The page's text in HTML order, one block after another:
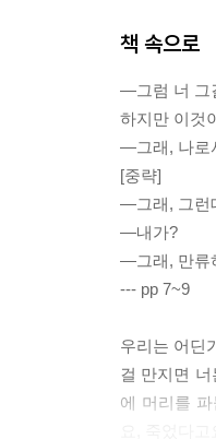
책 속으로
―그럼 너 그
하지만 이것
―그래, 나로
[중략]
―그래, 그런
―내가?
―그래, 만류
--- pp 7~9
우리는 어딘
걸 만지면
에 머리를